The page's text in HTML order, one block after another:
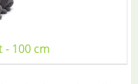
- 100 cm